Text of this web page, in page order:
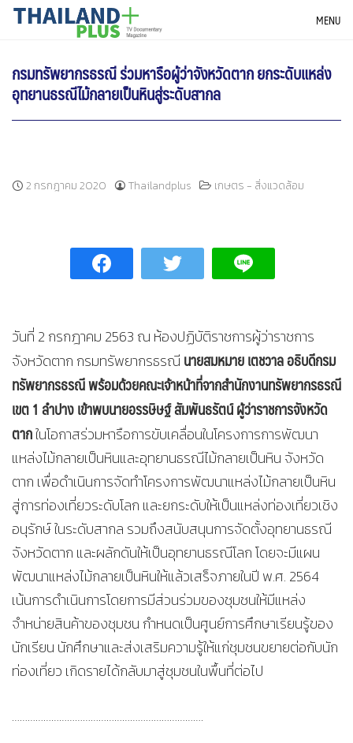
SkipTHAILANDPLUS NEWS MENU
กรมทรัพยากรธรณี ร่วมหารือผู้ว่าจังหวัดตาก ยกระดับแหล่ง
อุทยานธรณีไม้กลายเป็นหินสู่ระดับสากล
2 กรกฎาคม 2020 Thailandplus เกษตร - สิ่งแวดล้อม
วันที่ 2 กรกฎาคม 2563 ณ ห้องปฏิบัติราชการผู้ว่าราชการ
จังหวัดตาก กรมทรัพยากรธรณี นายสมหมาย เตชวาล อธิบดีกรม
ทรัพยากรธรณีพร้อมด้วยคณะเจ้าหน้าที่จากสำนักงานทรัพยากรธรณี
เขต 1 ลำปาง เข้าพบนายอรรษิษฐ์ สัมพันธรัตน์ ผู้ว่าราชการจังหวัด
ตากในโอกาสร่วมหารือการขับเคลื่อนในโครงการการพัฒนา
แหล่งไม้กลายเป็นหินและอุทยานธรณีไม้กลายเป็นหิน จังหวัด
ตาก เพื่อดำเนินการจัดทำโครงการพัฒนาแหล่งไม้กลายเป็นหิน
สู่การท่องเที่ยวระดับโลก และยกระดับให้เป็นแหล่งท่องเที่ยวเชิง
อนุรักษ์ ในระดับสากล รวมถึงสนับสนุนการจัดตั้งอุทยานธรณี
จังหวัดตาก และผลักดันให้เป็นอุทยานธรณีโลก โดยจะมีแผน
พัฒนาแหล่งไม้กลายเป็นหินให้แล้วเสร็จภายในปี พ.ศ. 2564
เน้นการดำเนินการโดยการมีส่วนร่วมของชุมชนให้มีแหล่ง
จำหน่ายสินค้าของชุมชน กำหนดเป็นศูนย์การศึกษาเรียนรู้ของ
นักเรียน นักศึกษาและส่งเสริมความรู้ให้แก่ชุมชนขยายต่อกับนัก
ท่องเที่ยว เกิดรายได้กลับมาสู่ชุมชนในพื้นที่ต่อไป
……………………………………………………………….